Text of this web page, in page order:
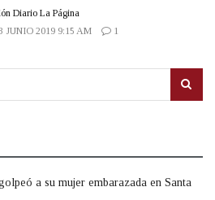
Diario La Página
JUNIO 2019 9:15 AM
1
a su mujer embarazada en Santa